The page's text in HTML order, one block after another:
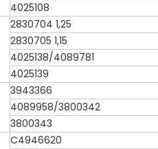
4025108
2830704 1,25
2830705 1,15
4025138/4089781
4025139
3943366
4089958/3800342
3800343
C4946620